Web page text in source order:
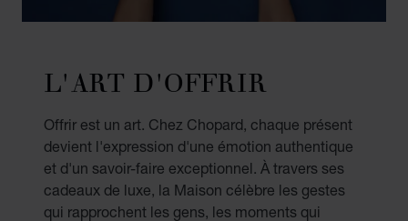
L'ART D'OFFRIR
Offrir est un art. Chez Chopard, chaque présent
devient l'expression d'une émotion authentique
et d'un savoir-faire exceptionnel. À travers ses
cadeaux de luxe, la Maison célèbre les gestes
qui rapprochent les gens, les moments qui